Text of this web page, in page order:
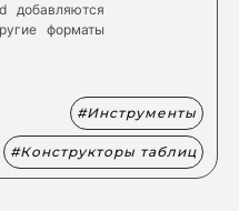
добавляются
форматы
Инструменты
Конструкторы таблиц